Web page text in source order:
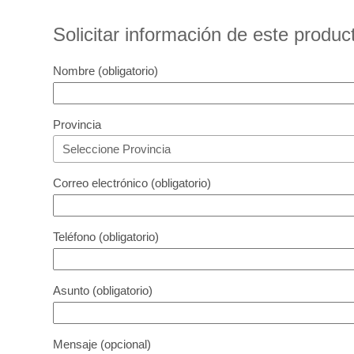
Solicitar información de este
Nombre (obligatorio)
Provincia
Correo electrónico (obligatorio)
Teléfono (obligatorio)
Asunto (obligatorio)
Mensaje (opcional)